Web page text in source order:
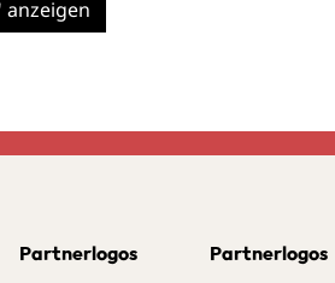
Partnerlogos Partnerlogos